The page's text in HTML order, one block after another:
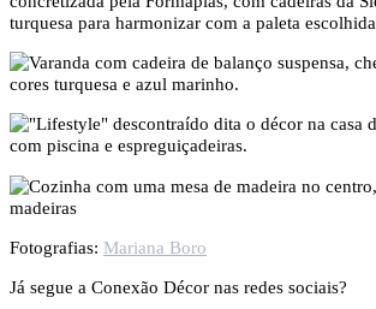
turquesa para harmonizar com a paleta
Fotografias: Mariana Boro
Já segue a Conexão Décor nas redes sociais?